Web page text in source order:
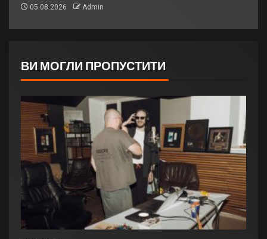
05.08.2026 Admin
ВИ МОГЛИ ПРОПУСТИТИ